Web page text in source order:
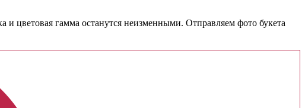
и цветовая гамма останутся неизменными. Отправляем фото букета